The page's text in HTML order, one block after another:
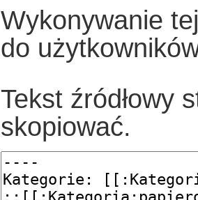
Wykonywanie
do
Tekst źródłowy
skopiować.